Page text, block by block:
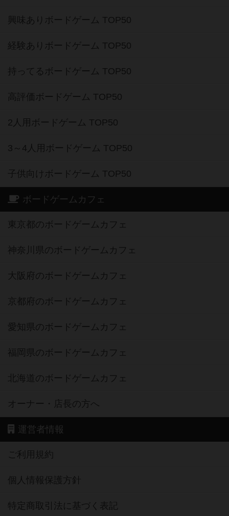
興味ありボードゲーム TOP50
経験ありボードゲーム TOP50
持ってるボードゲーム TOP50
高評価ボードゲーム TOP50
2人用ボードゲーム TOP50
3～4人用ボードゲーム TOP50
子供向けボードゲーム TOP50
ボードゲームカフェ
東京都のボードゲームカフェ
神奈川県のボードゲームカフェ
大阪府のボードゲームカフェ
京都府のボードゲームカフェ
愛知県のボードゲームカフェ
福岡県のボードゲームカフェ
北海道のボードゲームカフェ
オーナー・店長の方へ
運営者情報
ご利用規約
個人情報保護方針
特定商取引法に基づく表記